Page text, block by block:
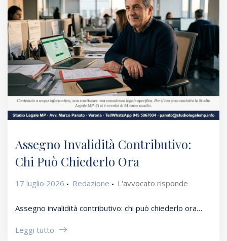
Assegno Invalidità Contributivo:
Chi Può Chiederlo Ora
17 luglio 2026 Redazione L'avvocato risponde
Assegno invalidità contributivo: chi può chiederlo ora…
Leggi tutto